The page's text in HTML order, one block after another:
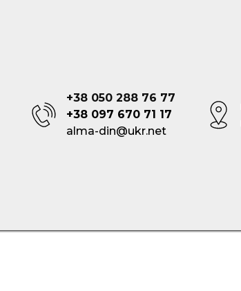
+38 050 288 76 77
+38 097 670 71 17
alma-din@ukr.net